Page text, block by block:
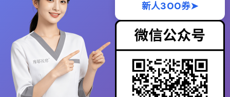
新人3OO券➤